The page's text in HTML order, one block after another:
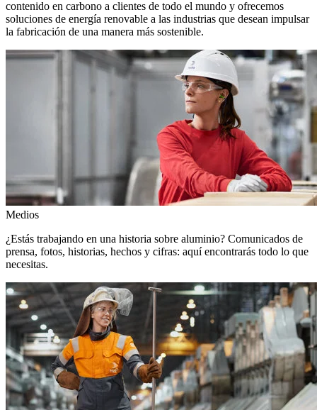
contenido en carbono a clientes de todo el mundo y ofrecemos
soluciones de energía renovable a las industrias que desean impulsar
la fabricación de una manera más sostenible.
Medios
¿Estás trabajando en una historia sobre aluminio? Comunicados de
prensa, fotos, historias, hechos y cifras: aquí encontrarás todo lo que
necesitas.